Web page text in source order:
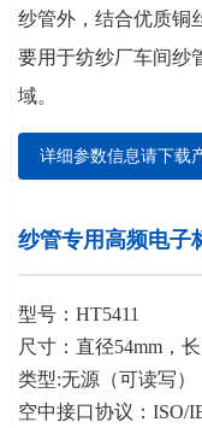
纱管外，结合优质铜
要用于纺纱厂车间纱
域。
详细参数信息请下载
纱管专用高频电子
型号：HT5411
尺寸：直径54mm，
类型:无源（可读写）
空中接口协议：ISO/